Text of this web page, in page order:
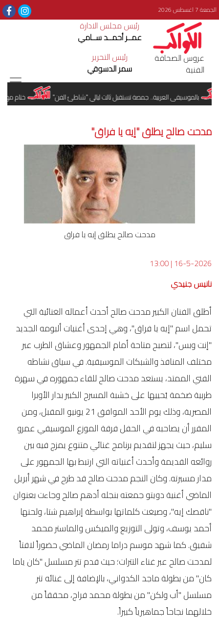
الجمعة 7 اغسطس 2026
عروس الصحافة
الفنية
رئيس مجلس الادارة
عمــر أحمــد ســامي
رئيس التحرير
سمر الدسوقي
بالموسيقى العربية.. جمصة تستقبل ثالث ليالي "شاطئ الفن" ختام
مدحت صالح يطلق "إيه يا فراق"
مدحت صالح يطلق إيه يا فراق
16-5-2026
|
13:00
نانيس جنيدي
أطلق الفنان الكبير مدحت صالح أحدث أعماله الغنائية التي
تحمل اسم "إيه يا فراق"، وهي إحدى أغنيات ألبومه الجديد
"إنت وبس"، لتصبح متاحة أمام الجمهور وعشاق الطرب عبر
مختلف المنافذ والشبكات الموسيقية. في سياق نشاطه
الفني الممتد، يستعد مدحت صالح للقاء جمهوره في سهرة
طربية ضخمة يُحييها على خشبة المسرح الكبير بدار الأوبرا
المصرية، وذلك يوم الأحد الموافق 21 يونيو المقبل، ومن
المقرر أن يصاحبه في الحفل فرقة الموزع الموسيقي عمرو
سليم، حيث يجهز لتقديم برنامج غنائي متنوع يمزج فيه بين
روائعه القديمة وأحدث أغنياته التي ارتبط بها الجمهور على
مدار مسيرته. وكان النجم مدحت صالح قد طرح في شهر أبريل
الماضي أغنية دويتو جمعته بنجله أدهم صالح وجاءت بعنوان
"ناقصك إيه"، وصيغت كلماتها بواسطة إبراهيم شتا، ولحنها
أحمد يوسف، وتولى التوزيع والميكس والماستر محمد
شفيق. كما شهد موسم دراما رمضان الماضي حضوراً لافتاً
لمدحت صالح عبر غناء التترات؛ حيث قدم تتر مسلسل "كان ياما
كان" من بطولة ماجد الكدواني، بالإضافة إلى غنائه تتر
مسلسل "أب ولكن" من بطولة محمد فراج، محققاً من
خلالهما نجاحاً جماهيرياً كبيراً.